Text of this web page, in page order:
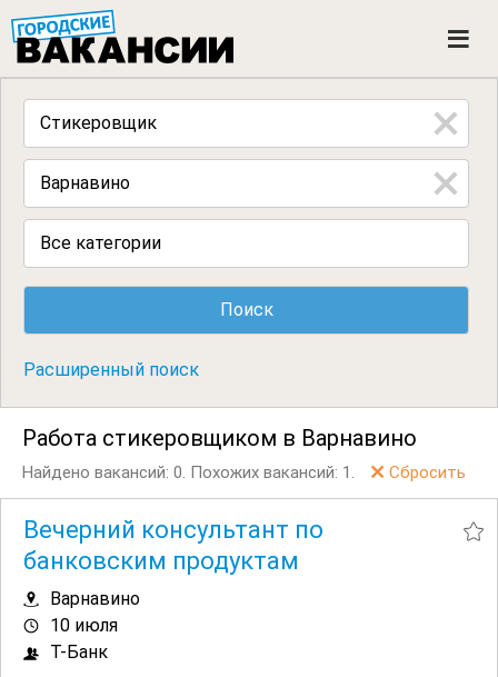
n
Все категории
Расширенный поиск
Работа стикеровщиком в Варнавино
Найдено вакансий: 0. Похожих вакансий: 1. Сбросить
Вечерний консультант по
банковским продуктам
Варнавино
10 июля
Т-Банк